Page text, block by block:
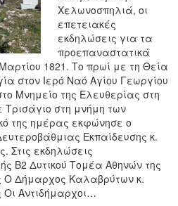
Χελωνοσπηλιά, οι
επετειακές
εκδηλώσεις για τα
προεπαναστατικά
1821. Το πρωί με τη Θεία
στον Ιερό Ναό Αγίου Γεωργίου
Μνημείο της Ελευθερίας στη
στη μνήμη των
της ημέρας εκφώνησε ο
Εκπαίδευσης κ.
Στις εκδηλώσεις
Β2 Δυτικού Τομέα Αθηνών της
Ο Δήμαρχος Καλαβρύτων κ.
Αντιδήμαρχοι…